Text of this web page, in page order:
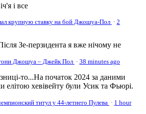
і все
крупную ставку на бой Джошуа-Пол · 2
Зе-перзидента я вже нічому не
Джошуа – Джейк Пол · 38 minutes ago
то...На початок 2024 за даними
елітою хевівейту були Усик та Фьюрі.
титул у 44-летнего Пулева · 1 hour